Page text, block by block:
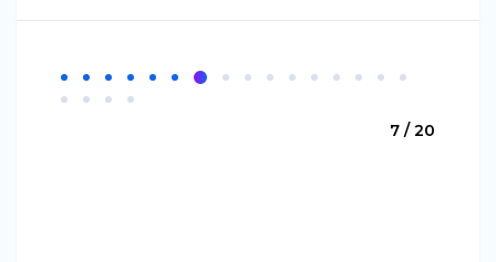
7 / 20